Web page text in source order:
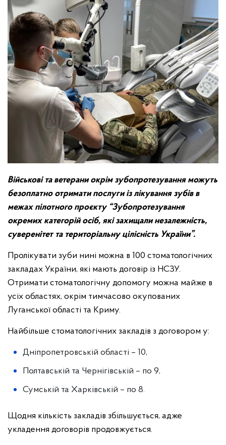
Військові та ветерани окрім зубопротезування можуть
безоплатно отримати послуги із лікування зубів в
межах пілотного проєкту “Зубопротезування
окремих категорій осіб, які захищали незалежність,
суверенітет та територіальну цілісність України”.
Пролікувати зуби нині можна в 100 стоматологічних
закладах України, які мають договір із НСЗУ.
Отримати стоматологічну допомогу можна майже в
усіх областях, окрім тимчасово окупованих
Луганської області та Криму.
Найбільше стоматологічних закладів з договором у:
Дніпропетровській області – 10,
Полтавській та Чернігівській – по 9,
Сумській та Харківській – по 8.
Щодня кількість закладів збільшується, адже
укладення договорів продовжується.